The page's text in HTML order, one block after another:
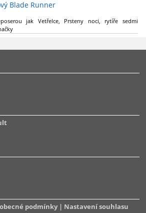
Blade Runner
jak Vetřelce, Prsteny noci, rytíře sedmi
podmínky Nastavení souhlasu